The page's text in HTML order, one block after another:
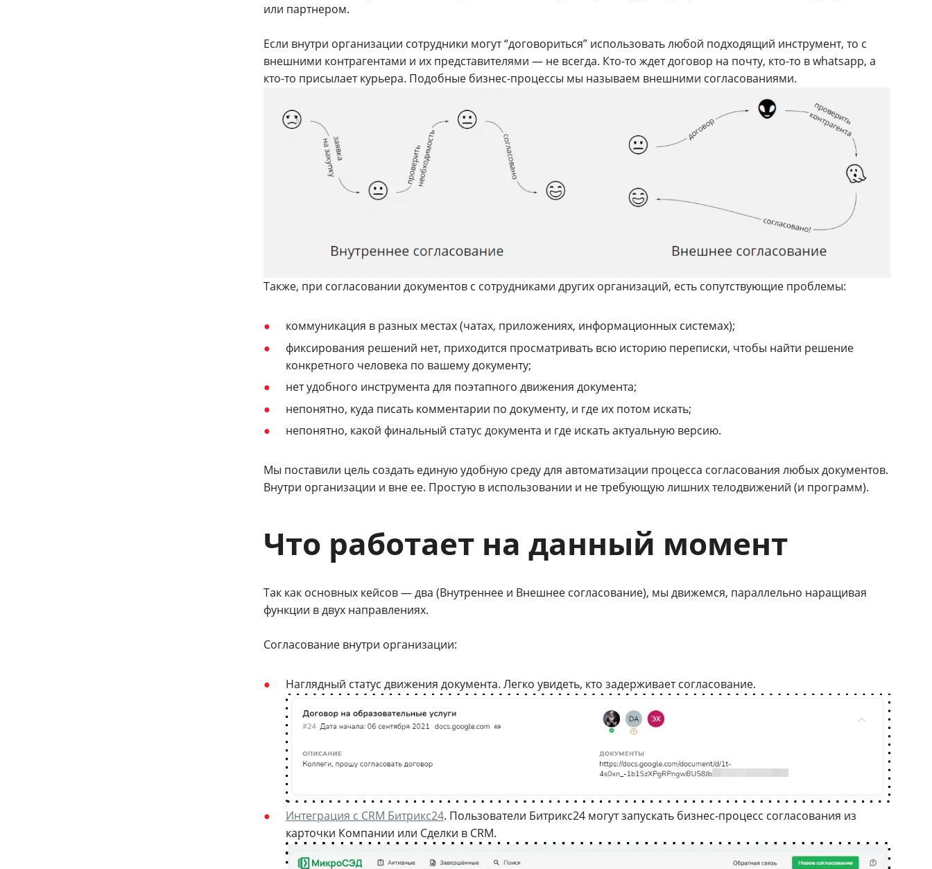
или партнером.
Если внутри организации сотрудники могут “договориться” использовать любой подходящий инструмент, то с
внешними контрагентами и их представителями — не всегда. Кто-то ждет договор на почту, кто-то в whatsapp, а
кто-то присылает курьера. Подобные бизнес-процессы мы называем внешними согласованиями.
Также, при согласовании документов с сотрудниками других организаций, есть сопутствующие проблемы:
коммуникация в разных местах (чатах, приложениях, информационных системах);
фиксирования решений нет, приходится просматривать всю историю переписки, чтобы найти решение
конкретного человека по вашему документу;
нет удобного инструмента для поэтапного движения документа;
непонятно, куда писать комментарии по документу, и где их потом искать;
непонятно, какой финальный статус документа и где искать актуальную версию.
Мы поставили цель создать единую удобную среду для автоматизации процесса согласования любых документов.
Внутри организации и вне ее. Простую в использовании и не требующую лишних телодвижений (и программ).
Что работает на данный момент
Так как основных кейсов — два (Внутреннее и Внешнее согласование), мы движемся, параллельно наращивая
функции в двух направлениях.
Согласование внутри организации:
Наглядный статус движения документа. Легко увидеть, кто задерживает согласование.
Интеграция с CRM Битрикс24. Пользователи Битрикс24 могут запускать бизнес-процесс согласования из
карточки Компании или Сделки в CRM.